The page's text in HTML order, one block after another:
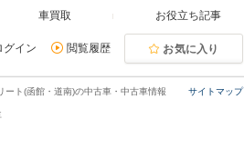
車買取 お役立ち記事
グイン 閲覧履歴 お気に入り
サイトマップ
ート(函館・道南)の中古車・中古車情報